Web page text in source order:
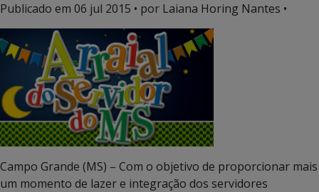
Publicado em 06 jul 2015 • por Laiana Horing Nantes •
Campo Grande (MS) – Com o objetivo de proporcionar mais
um momento de lazer e integração dos servidores